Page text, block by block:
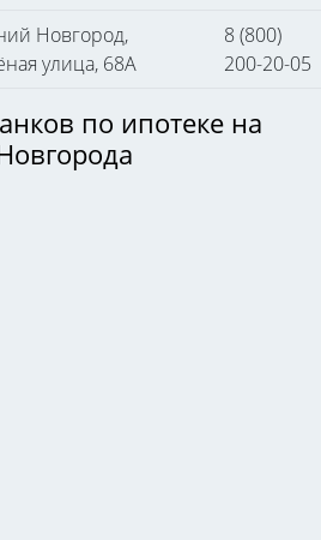
Новгород,
улица, 68А
8 (800)
200-20-05
по ипотеке на